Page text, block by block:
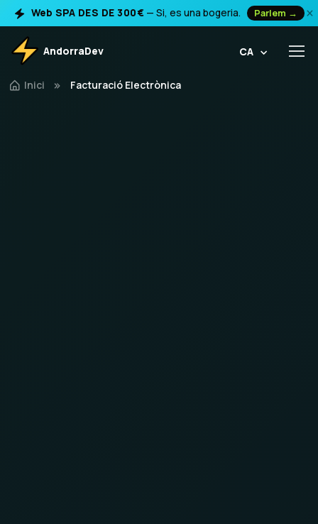
Web SPA DES DE 300€ — Si, es una bogeria. Parlem → ×
AndorraDev CA
Inici Facturació Electrònica